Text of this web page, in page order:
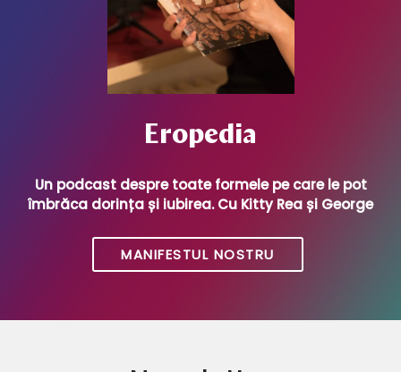
Eropedia
Un podcast despre toate formele pe care le pot
îmbrăca dorința și iubirea. Cu Kitty Rea și George
MANIFESTUL NOSTRU